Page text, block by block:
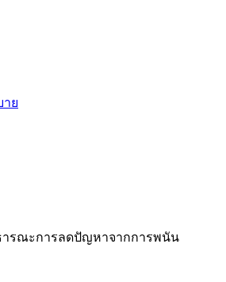
าย
รณะการลดปัญหาจากการพนัน